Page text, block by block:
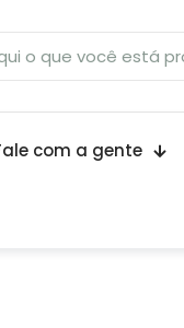
com a gente